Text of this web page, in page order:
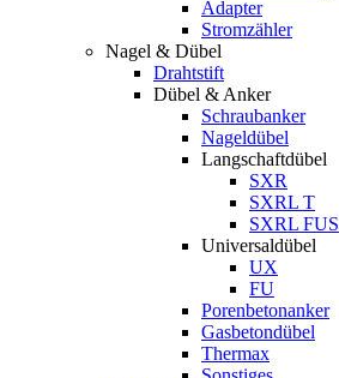
Adapter
Stromzähler
Nagel & Dübel
Drahtstift
Dübel & Anker
Schraubanker
Nageldübel
Langschaftdübel
SXR
SXRL T
SXRL FUS
Universaldübel
UX
FU
Porenbetonanker
Gasbetondübel
Thermax